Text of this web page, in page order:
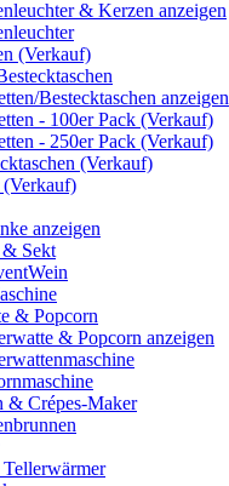
& Kerzen anzeigen
(Verkauf)
Bestecktaschen anzeigen
- 100er Pack (Verkauf)
- 250er Pack (Verkauf)
(Verkauf)
anzeigen
Sekt
& Popcorn
& Popcorn anzeigen
& Crépes-Maker